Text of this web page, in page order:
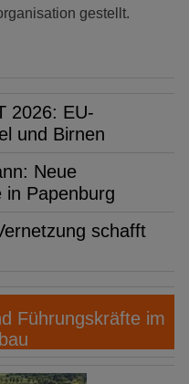
gestellt.
2026: EU-
und Birnen
Neue
in Papenburg
schafft
Führungskräfte im